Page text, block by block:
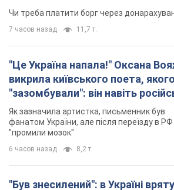
Чи треба платити борг через
7 часов назад 11,7 т.
"Це Україна напала!" Оксана
викрила київського поета, якого
"зазомбували": він навіть
не знав, а тепер хоче геноциду
українців
Як зазначила артистка, письменник був
фанатом України, але після переїзду в
"промили мозок"
6 часов назад 8,2 т.
"Був знесилений": в Україні